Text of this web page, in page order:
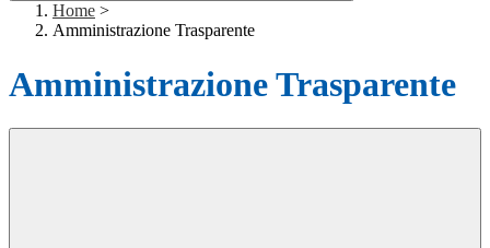
Home >
Amministrazione Trasparente
Amministrazione Trasparente